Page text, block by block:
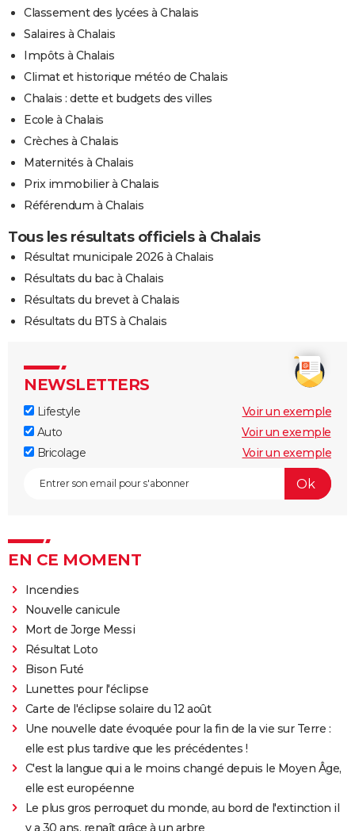
Classement des lycées à Chalais
Salaires à Chalais
Impôts à Chalais
Climat et historique météo de Chalais
Chalais : dette et budgets des villes
Ecole à Chalais
Crèches à Chalais
Maternités à Chalais
Prix immobilier à Chalais
Référendum à Chalais
Tous les résultats officiels à Chalais
Résultat municipale 2026 à Chalais
Résultats du bac à Chalais
Résultats du brevet à Chalais
Résultats du BTS à Chalais
NEWSLETTERS
Lifestyle
Voir un exemple
Auto
Voir un exemple
Bricolage
Voir un exemple
EN CE MOMENT
Incendies
Nouvelle canicule
Mort de Jorge Messi
Résultat Loto
Bison Futé
Lunettes pour l'éclipse
Carte de l'éclipse solaire du 12 août
Une nouvelle date évoquée pour la fin de la vie sur Terre :
elle est plus tardive que les précédentes !
C'est la langue qui a le moins changé depuis le Moyen Âge,
elle est européenne
Le plus gros perroquet du monde, au bord de l'extinction il
y a 30 ans, renaît grâce à un arbre